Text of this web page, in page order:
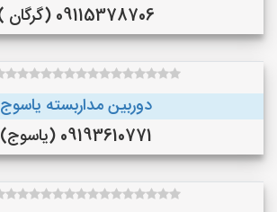
09115378706 (گرگان )
دوربین مداربسته یاسوج
09193610771 (یاسوج)